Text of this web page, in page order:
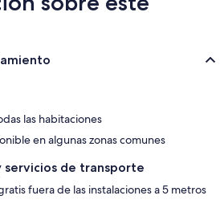
las habitaciones
en algunas zonas comunes
servicios de transporte
fuera de las instalaciones a 5 metros